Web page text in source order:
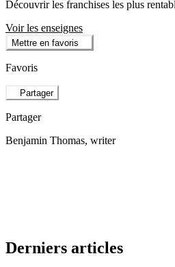
Découvrir les franchises les plus
Voir les enseignes
Mettre en favoris
Favoris
Partager
Partager
Benjamin Thomas, writer
Derniers articles